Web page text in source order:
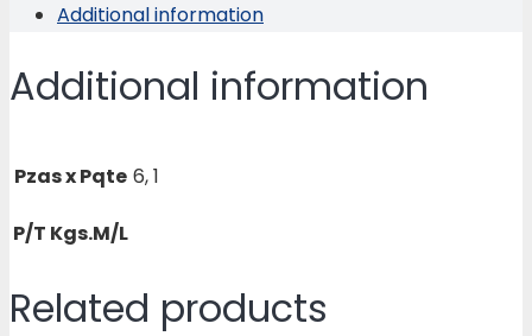
Additional information
Additional information
Pzas x Pqte 6, 1
P/T Kgs.M/L
Related products